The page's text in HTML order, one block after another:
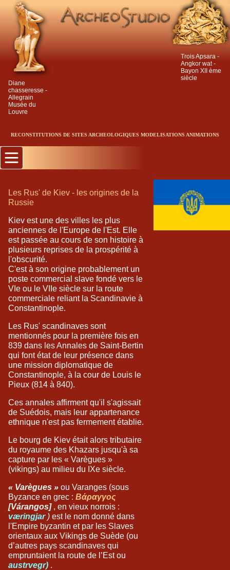
Diane
chasseresse -
Allegrain
Musée du
Louvre
Trois Apsara -
Angkor wat -
Bayon XII ème
siècle
RECONSTITUTIONS DE SITES ARCHEOLOGIQUES MODELISATIONS ANIMATIONS
Les Rus' de Kiev - les origines de la
Russie
Kiev est une des villes les plus
anciennes de l'Europe de l'Est. Elle
est passée au cours de son histoire à
plusieurs reprises de la prospérité à
l'obscurité.
C'est à son origine probablement un
poste commercial slave fondé vers le
VIe ou le VIIe siècle sur la route
commerciale reliant la Scandinavie à
Constantinople.
Les Rus' scandinaves sont
mentionnés pour la première fois en
839 dans les Annales de Saint-Bertin
qui font état de leur présence dans
une mission diplomatique de
Constantinople, à la cour de Louis le
Pieux (814 à 840).
Ces annales affirment qu'il s'agissait
de Suédois, mais leur appartenance
ethnique n'est pas fermement établie.
Le bourg de Kiev était alors tributaire
du royaume des Khazars jusqu'à sa
capture par les « Varègues »
(vikings) au milieu du IXe siècle.
« Varègues » ou Varanges (sous
Byzance en grec : Βάραγγος
[Várangos] , en vieux norrois :
væringjar ) est le nom donné dans
l'Empire byzantin et par les Slaves
orientaux aux Vikings de Suède (ou
d’autres pays scandinaves qui
empruntaient la route de l’Est ou
austrvegr) .